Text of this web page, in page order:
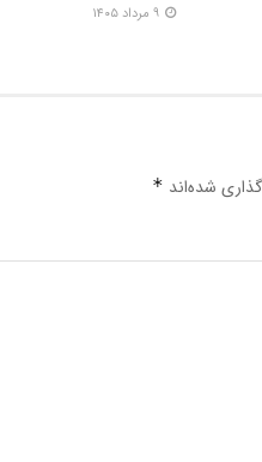
۹ مرداد ۱۴۰۵
شده‌اند *